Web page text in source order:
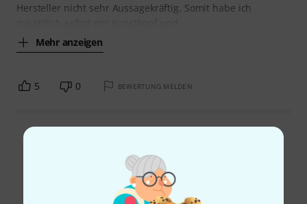
Hersteller nicht sehr Aussagekräftig. Somit habe ich
Mehr anzeigen
5 0 BEWERTUNG MELDEN